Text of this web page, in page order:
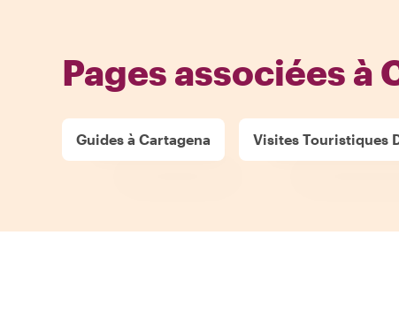
Pages associées à
Guides à Cartagena Visites Touristiques